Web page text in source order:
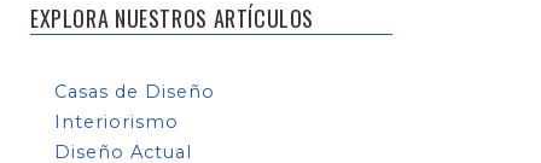
EXPLORA NUESTROS ARTÍCULOS
Casas de Diseño
Interiorismo
Diseño Actual